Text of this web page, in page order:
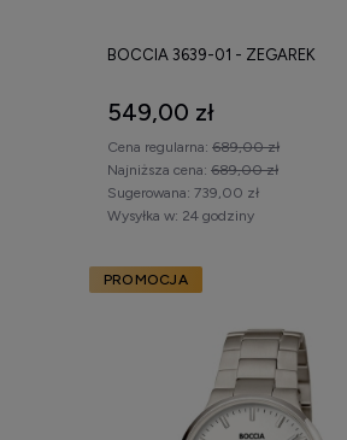
BOCCIA 3639-01 - ZEGAREK
549,00 zł
Cena regularna: 689,00 zł
Najniższa cena: 689,00 zł
Wysyłka w: 24 godziny
Sugerowana: 739,00 zł
PROMOCJA